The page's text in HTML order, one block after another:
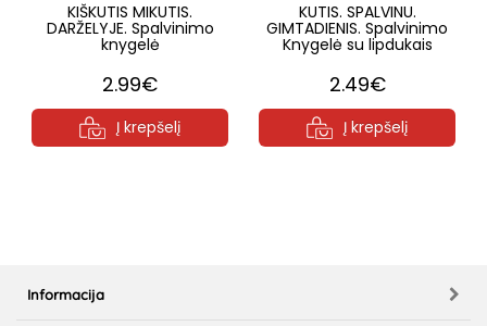
KIŠKUTIS MIKUTIS.
DARŽELYJE. Spalvinimo
knygelė
2.99€
Į krepšelį
KUTIS. SPALVINU.
GIMTADIENIS. Spalvinimo
Knygelė su lipdukais
2.49€
Į krepšelį
Informacija